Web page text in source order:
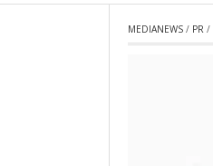
MEDIANEWS / PR /